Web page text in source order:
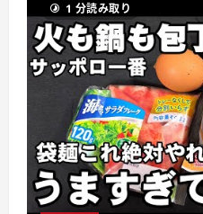
1 分読み取り